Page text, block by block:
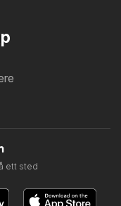
ett sted